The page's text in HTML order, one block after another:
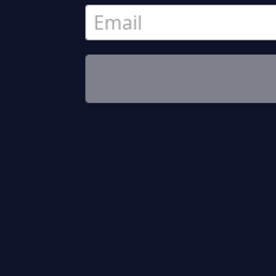
E
m
a
l